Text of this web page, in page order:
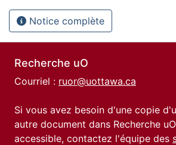
Notice complète
Recherche uO
Courriel : ruor@uottawa.ca
Si vous avez besoin d'une copie
autre document dans Recherche
accessible, contactez l'équipe des